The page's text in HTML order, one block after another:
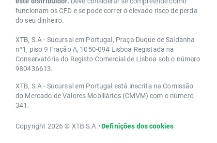
funcionam os CFD e se pode correr o elevado risco de perda
do seu dinheiro.
XTB, S.A - Sucursal em Portugal, Praça Duque de Saldanha
nº1, piso 9 Fração A, 1050-094 Lisboa Registada na
Conservatória do Registo Comercial de Lisboa sob o número
980436613.
XTB, S.A - Sucursal em Portugal está inscrita na Comissão
do Mercado de Valores Mobiliários (CMVM) com o número
341.
Copyright 2026 © XTB S.A.•Definições dos cookies